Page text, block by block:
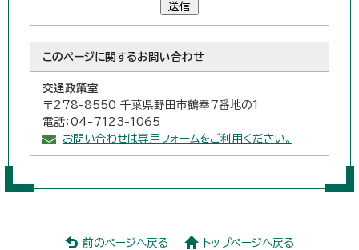
送信
このページに関するお問い合わせ
交通政策室
〒278-8550 千葉県野田市鶴奉7番地の1
電話：04-7123-1065
お問い合わせは専用フォームをご利用ください。
前のページへ戻る トップページへ戻る